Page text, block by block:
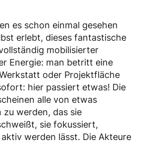
es schon einmal gesehen
erlebt, dieses fantastische
mobilisierter
Energie: man betritt eine
oder Projektfläche
hier passiert etwas! Die
alle von etwas
zu werden, das sie
sie fokussiert,
werden lässt. Die Akteure